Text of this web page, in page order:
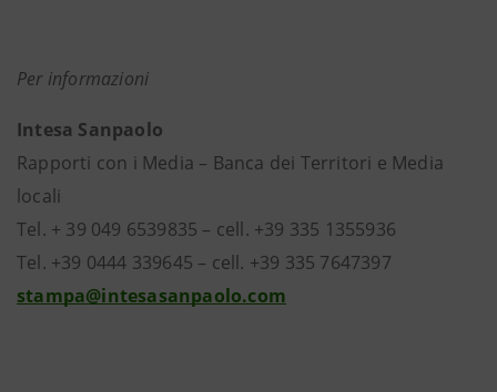
Per informazioni
Intesa Sanpaolo
Rapporti con i Media – Banca dei Territori e Media
locali
Tel. + 39 049 6539835 – cell. +39 335 1355936
Tel. +39 0444 339645 – cell. +39 335 7647397
stampa@intesasanpaolo.com